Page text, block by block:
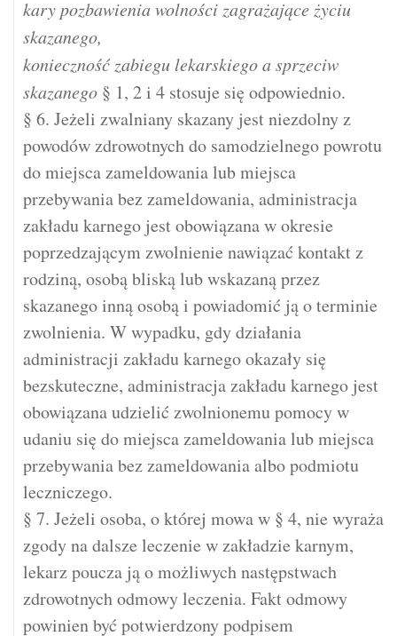
kary pozbawienia wolności zagrażające życiu
skazanego,
konieczność zabiegu lekarskiego a sprzeciw
skazanego § 1, 2 i 4 stosuje się odpowiednio.
§ 6. Jeżeli zwalniany skazany jest niezdolny z
powodów zdrowotnych do samodzielnego powrotu
do miejsca zameldowania lub miejsca
przebywania bez zameldowania, administracja
zakładu karnego jest obowiązana w okresie
poprzedzającym zwolnienie nawiązać kontakt z
rodziną, osobą bliską lub wskazaną przez
skazanego inną osobą i powiadomić ją o terminie
zwolnienia. W wypadku, gdy działania
administracji zakładu karnego okazały się
bezskuteczne, administracja zakładu karnego jest
obowiązana udzielić zwolnionemu pomocy w
udaniu się do miejsca zameldowania lub miejsca
przebywania bez zameldowania albo podmiotu
leczniczego.
§ 7. Jeżeli osoba, o której mowa w § 4, nie wyraża
zgody na dalsze leczenie w zakładzie karnym,
lekarz poucza ją o możliwych następstwach
zdrowotnych odmowy leczenia. Fakt odmowy
powinien być potwierdzony podpisem